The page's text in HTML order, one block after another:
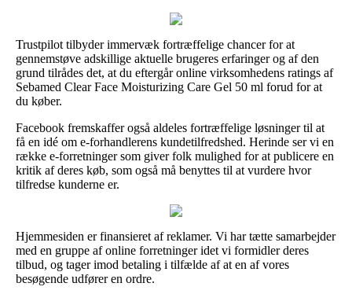
Trustpilot tilbyder immervæk fortræffelige chancer for at
gennemstøve adskillige aktuelle brugeres erfaringer og af den
grund tilrådes det, at du eftergår online virksomhedens ratings af
Sebamed Clear Face Moisturizing Care Gel 50 ml forud for at
du køber.
Facebook fremskaffer også aldeles fortræffelige løsninger til at
få en idé om e-forhandlerens kundetilfredshed. Herinde ser vi en
række e-forretninger som giver folk mulighed for at publicere en
kritik af deres køb, som også må benyttes til at vurdere hvor
tilfredse kunderne er.
Hjemmesiden er finansieret af reklamer. Vi har tætte samarbejder
med en gruppe af online forretninger idet vi formidler deres
tilbud, og tager imod betaling i tilfælde af at en af vores
besøgende udfører en ordre.